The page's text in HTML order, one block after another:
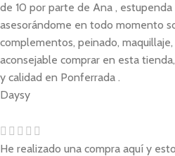
de 10 por parte de Ana ,
asesorándome en todo momento
complementos, peinado, maquillaje,
aconsejable comprar en esta
y calidad en Ponferrada .
Daysy
He realizado una compra aquí y